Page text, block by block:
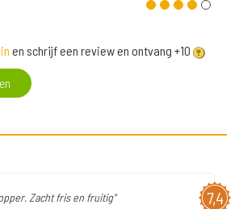
en schrijf een review en ontvang +10
7,4
Zacht fris en fruitig"